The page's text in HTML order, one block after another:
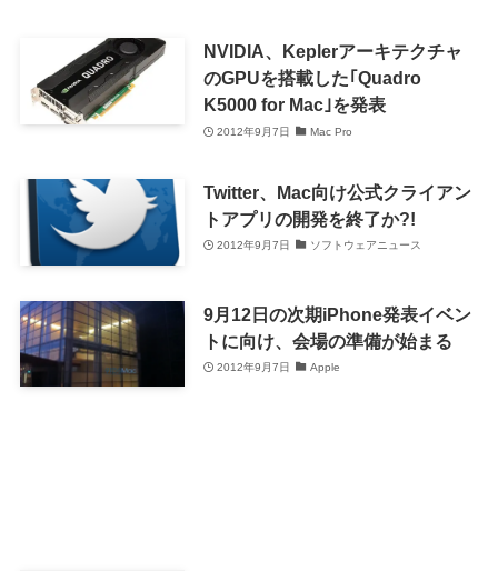
NVIDIA、Keplerアーキテクチャ
のGPUを搭載した｢Quadro
K5000 for Mac｣を発表
2012年9月7日 Mac Pro
Twitter、Mac向け公式クライアン
トアプリの開発を終了か?!
2012年9月7日 ソフトウェアニュース
9月12日の次期iPhone発表イベン
トに向け、会場の準備が始まる
2012年9月7日 Apple